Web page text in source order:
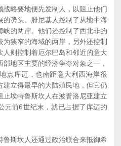
略要地便先发制人，以阻止他们
的势头。腓尼基人控制了从地中海
的两岸。他们还控制了西北非的
狭窄的海域的两岸，另外还控制
人则控制着厄尔巴岛和邻近的意大
地区主要的经济争夺对象之一，
点库迈，也南距意大利西海岸很
立得最早的大陆殖民地，但它仍
埃特鲁斯坎人在波普洛尼亚建立
元前6世纪末，就已占据了库迈的
斯坎人还通过政治联合来抵御希